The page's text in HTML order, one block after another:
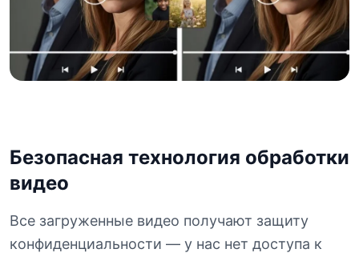
Безопасная технология обработки
видео
Все загруженные видео получают защиту
конфиденциальности — у нас нет доступа к